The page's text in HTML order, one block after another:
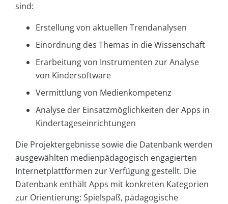
sind:
Erstellung von aktuellen Trendanalysen
Einordnung des Themas in die Wissenschaft
Erarbeitung von Instrumenten zur Analyse
von Kindersoftware
Vermittlung von Medienkompetenz
Analyse der Einsatzmöglichkeiten der Apps in
Kindertageseinrichtungen
Die Projektergebnisse sowie die Datenbank werden
ausgewählten medienpädagogisch engagierten
Internetplattformen zur Verfügung gestellt. Die
Datenbank enthält Apps mit konkreten Kategorien
zur Orientierung: Spielspaß, pädagogische